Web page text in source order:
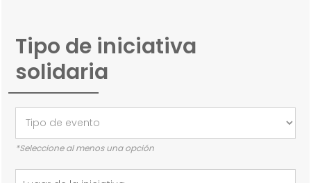
Tipo de iniciativa
solidaria
*Seleccione al menos una opción